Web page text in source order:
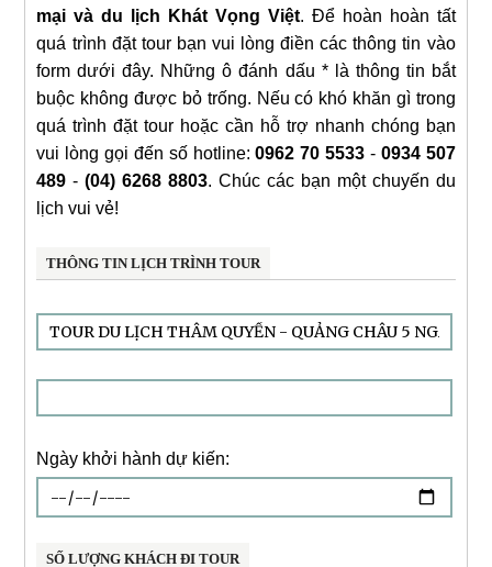
mại và du lịch Khát Vọng Việt. Để hoàn hoàn tất
quá trình đặt tour bạn vui lòng điền các thông tin vào
form dưới đây. Những ô đánh dấu * là thông tin bắt
buộc không được bỏ trống. Nếu có khó khăn gì trong
quá trình đặt tour hoặc cần hỗ trợ nhanh chóng bạn
vui lòng gọi đến số hotline:0962 70 5533 - 0934 507
489 -(04) 6268 8803. Chúc các bạn một chuyến du
lịch vui vẻ!
THÔNG TIN LỊCH TRÌNH TOUR
Ngày khởi hành dự kiến:
SỐ LƯỢNG KHÁCH ĐI TOUR